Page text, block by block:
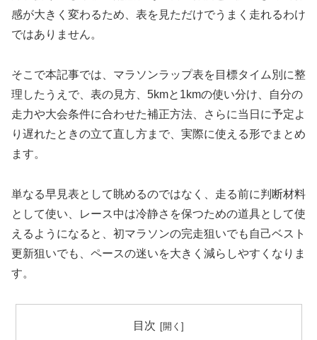
感が大きく変わるため、表を見ただけでうまく走れるわけ
ではありません。
そこで本記事では、マラソンラップ表を目標タイム別に整
理したうえで、表の見方、5kmと1kmの使い分け、自分の
走力や大会条件に合わせた補正方法、さらに当日に予定よ
り遅れたときの立て直し方まで、実際に使える形でまとめ
ます。
単なる早見表として眺めるのではなく、走る前に判断材料
として使い、レース中は冷静さを保つための道具として使
えるようになると、初マラソンの完走狙いでも自己ベスト
更新狙いでも、ペースの迷いを大きく減らしやすくなりま
す。
目次